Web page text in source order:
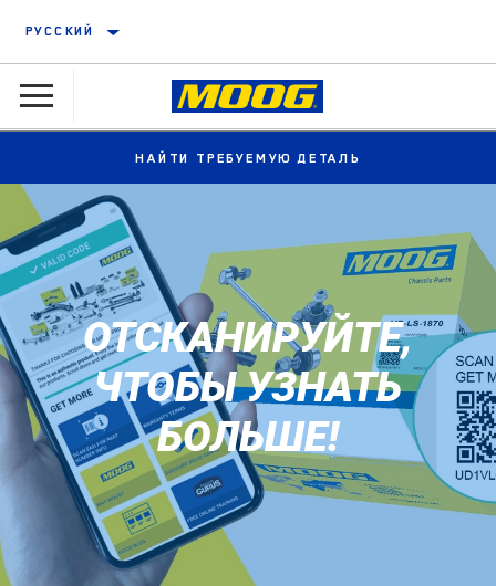
РУССКИЙ
НАЙТИ ТРЕБУЕМУЮ ДЕТАЛЬ
ОТСКАНИРУЙТЕ,
ЧТОБЫ УЗНАТЬ
БОЛЬШЕ!